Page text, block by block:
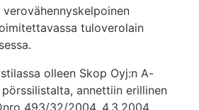
tuloverolain
olleen Skop Oyj:n A-
annettiin erillinen
493/32/2004, 4.3.2004.